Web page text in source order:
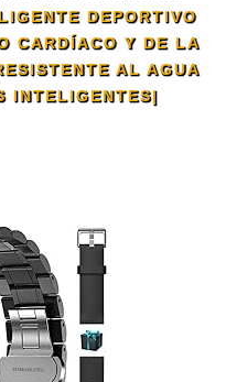
DEPORTIVO
CARDÍACO Y DE LA
AL AGUA
INTELIGENTES|